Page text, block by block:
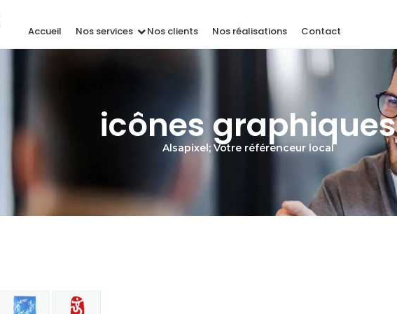
Accueil Nos services Nos clients Nos réalisations Contact
icônes graphiques
Alsapixel; Votre référenceur local